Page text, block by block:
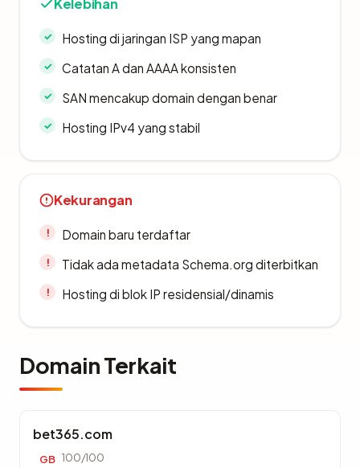
Kelebihan
Hosting di jaringan ISP yang mapan
Catatan A dan AAAA konsisten
SAN mencakup domain dengan benar
Hosting IPv4 yang stabil
Kekurangan
Domain baru terdaftar
Tidak ada metadata Schema.org diterbitkan
Hosting di blok IP residensial/dinamis
Domain Terkait
bet365.com
GB 100/100